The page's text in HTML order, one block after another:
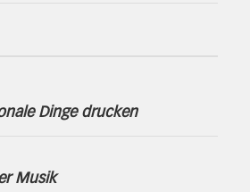
Dinge drucken
Musik